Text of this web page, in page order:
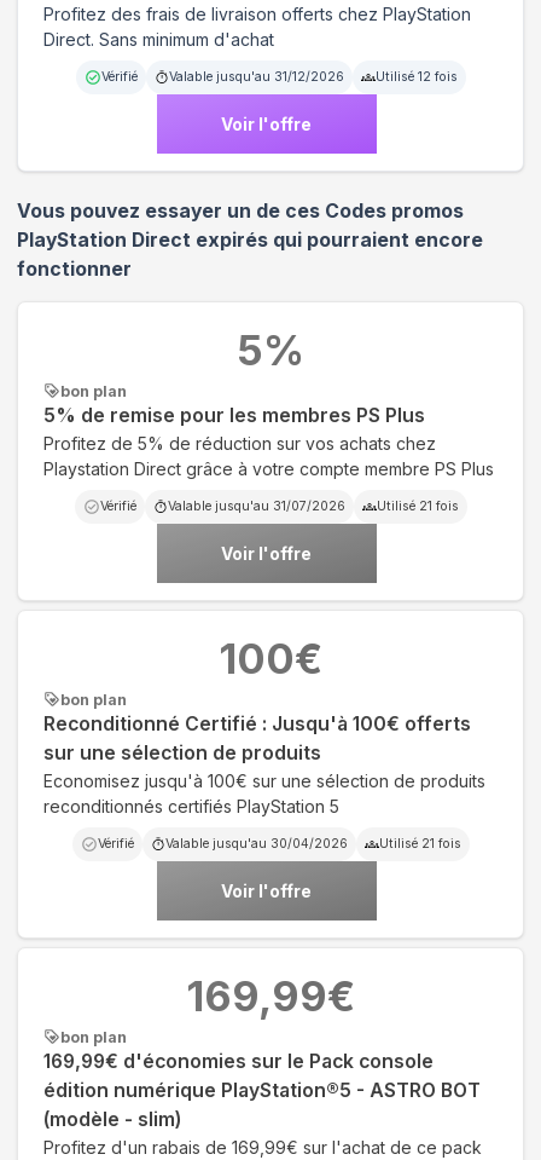
Profitez des frais de livraison offerts chez PlayStation
Direct. Sans minimum d'achat
Vérifié Valable jusqu'au 31/12/2026 Utilisé 12 fois
Voir l'offre
Vous pouvez essayer un de ces Codes promos
PlayStation Direct expirés qui pourraient encore
fonctionner
bon plan
5% de remise pour les membres PS Plus
Profitez de 5% de réduction sur vos achats chez
Playstation Direct grâce à votre compte membre PS Plus
Vérifié Valable jusqu'au 31/07/2026 Utilisé 21 fois
Voir l'offre
5%
bon plan
Reconditionné Certifié : Jusqu'à 100€ offerts
sur une sélection de produits
Economisez jusqu'à 100€ sur une sélection de produits
reconditionnés certifiés PlayStation 5
Vérifié Valable jusqu'au 30/04/2026 Utilisé 21 fois
Voir l'offre
100€
bon plan
169,99€ d'économies sur le Pack console
édition numérique PlayStation®5 - ASTRO BOT
(modèle - slim)
Profitez d'un rabais de 169,99€ sur l'achat de ce pack
169,99€